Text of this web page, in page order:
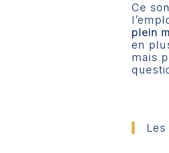
Ce
plein
en
mais